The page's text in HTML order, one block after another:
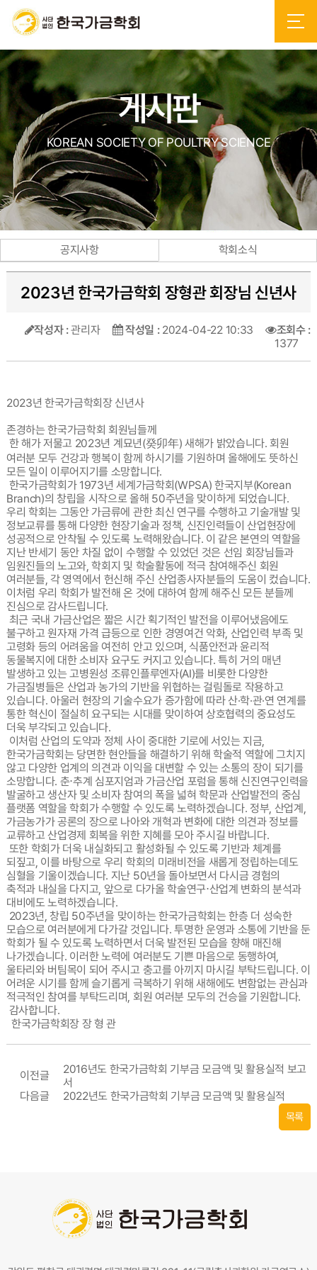
게시판
KOREAN SOCIETY OF POULTRY SCIENCE
공지사항 학회소식
2023년 한국가금학회 장형관 회장님 신년사
작성자 :관리자 작성일 : 2024-04-22 10:33
조회수 :
1377
2023년 한국가금학회장 신년사
존경하는 한국가금학회 회원님들께
한 해가 저물고 2023년 계묘년(癸卯年) 새해가 밝았습니다. 회원
여러분 모두 건강과 행복이 함께 하시기를 기원하며 올해에도 뜻하신
모든 일이 이루어지기를 소망합니다.
한국가금학회가 1973년 세계가금학회(WPSA) 한국지부(Korean
Branch)의 창립을 시작으로 올해 50주년을 맞이하게 되었습니다.
우리 학회는 그동안 가금류에 관한 최신 연구를 수행하고 기술개발 및
정보교류를 통해 다양한 현장기술과 정책, 신진인력들이 산업현장에
성공적으로 안착될 수 있도록 노력해왔습니다. 이 같은 본연의 역할을
지난 반세기 동안 차질 없이 수행할 수 있었던 것은 선임 회장님들과
임원진들의 노고와, 학회지 및 학술활동에 적극 참여해주신 회원
여러분들, 각 영역에서 헌신해 주신 산업종사자분들의 도움이 컸습니다.
이처럼 우리 학회가 발전해 온 것에 대하여 함께 해주신 모든 분들께
진심으로 감사드립니다.
최근 국내 가금산업은 짧은 시간 획기적인 발전을 이루어냈음에도
불구하고 원자재 가격 급등으로 인한 경영여건 악화, 산업인력 부족 및
고령화 등의 어려움을 여전히 안고 있으며, 식품안전과 윤리적
동물복지에 대한 소비자 요구도 커지고 있습니다. 특히 거의 매년
발생하고 있는 고병원성 조류인플루엔자(AI)를 비롯한 다양한
가금질병들은 산업과 농가의 기반을 위협하는 걸림돌로 작용하고
있습니다. 아울러 현장의 기술수요가 증가함에 따라 산·학·관·연 연계를
통한 혁신이 절실히 요구되는 시대를 맞이하여 상호협력의 중요성도
더욱 부각되고 있습니다.
이처럼 산업의 도약과 정체 사이 중대한 기로에 서있는 지금,
한국가금학회는 당면한 현안들을 해결하기 위해 학술적 역할에 그치지
않고 다양한 업계의 의견과 이익을 대변할 수 있는 소통의 장이 되기를
소망합니다. 춘⋅추계 심포지엄과 가금산업 포럼을 통해 신진연구인력을
발굴하고 생산자 및 소비자 참여의 폭을 넓혀 학문과 산업발전의 중심
플랫폼 역할을 학회가 수행할 수 있도록 노력하겠습니다. 정부, 산업계,
가금농가가 공론의 장으로 나아와 개혁과 변화에 대한 의견과 정보를
교류하고 산업경제 회복을 위한 지혜를 모아 주시길 바랍니다.
또한 학회가 더욱 내실화되고 활성화될 수 있도록 기반과 체계를
되짚고, 이를 바탕으로 우리 학회의 미래비전을 새롭게 정립하는데도
심혈을 기울이겠습니다. 지난 50년을 돌아보면서 다시금 경험의
축적과 내실을 다지고, 앞으로 다가올 학술연구⋅산업계 변화의 분석과
대비에도 노력하겠습니다.
2023년, 창립 50주년을 맞이하는 한국가금학회는 한층 더 성숙한
모습으로 여러분에게 다가갈 것입니다. 투명한 운영과 소통에 기반을 둔
학회가 될 수 있도록 노력하면서 더욱 발전된 모습을 향해 매진해
나가겠습니다. 이러한 노력에 여러분도 기쁜 마음으로 동행하여,
울타리와 버팀목이 되어 주시고 충고를 아끼지 마시길 부탁드립니다. 이
어려운 시기를 함께 슬기롭게 극복하기 위해 새해에도 변함없는 관심과
적극적인 참여를 부탁드리며, 회원 여러분 모두의 건승을 기원합니다.
감사합니다.
한국가금학회장 장 형 관
이전글
2016년도 한국가금학회 기부금 모금액 및 활용실적 보고
서
다음글
2022년도 한국가금학회 기부금 모금액 및 활용실적
목록